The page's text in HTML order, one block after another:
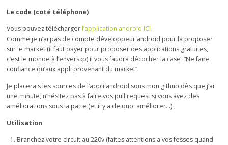
Le code (coté téléphone)
Vous pouvez téléchargerl’application android ICI.
Comme je n’ai pas de compte développeur android pour la proposer
sur le market (il faut payer pour proposer des applications gratuites,
c’est le monde à l’envers :p) il vous faudra décocher la case “Ne faire
confiance qu’aux appli provenant du market”.
Je placerais les sources de l’appli android sous mon github dès que j’ai
une minute, n’hésitez pas à faire vos pull request si vous avez des
améliorations sous la patte (et il y a de quoi améliorer…).
Utilisation
Branchez votre circuit au 220v (faites attentions a vos fesses quand